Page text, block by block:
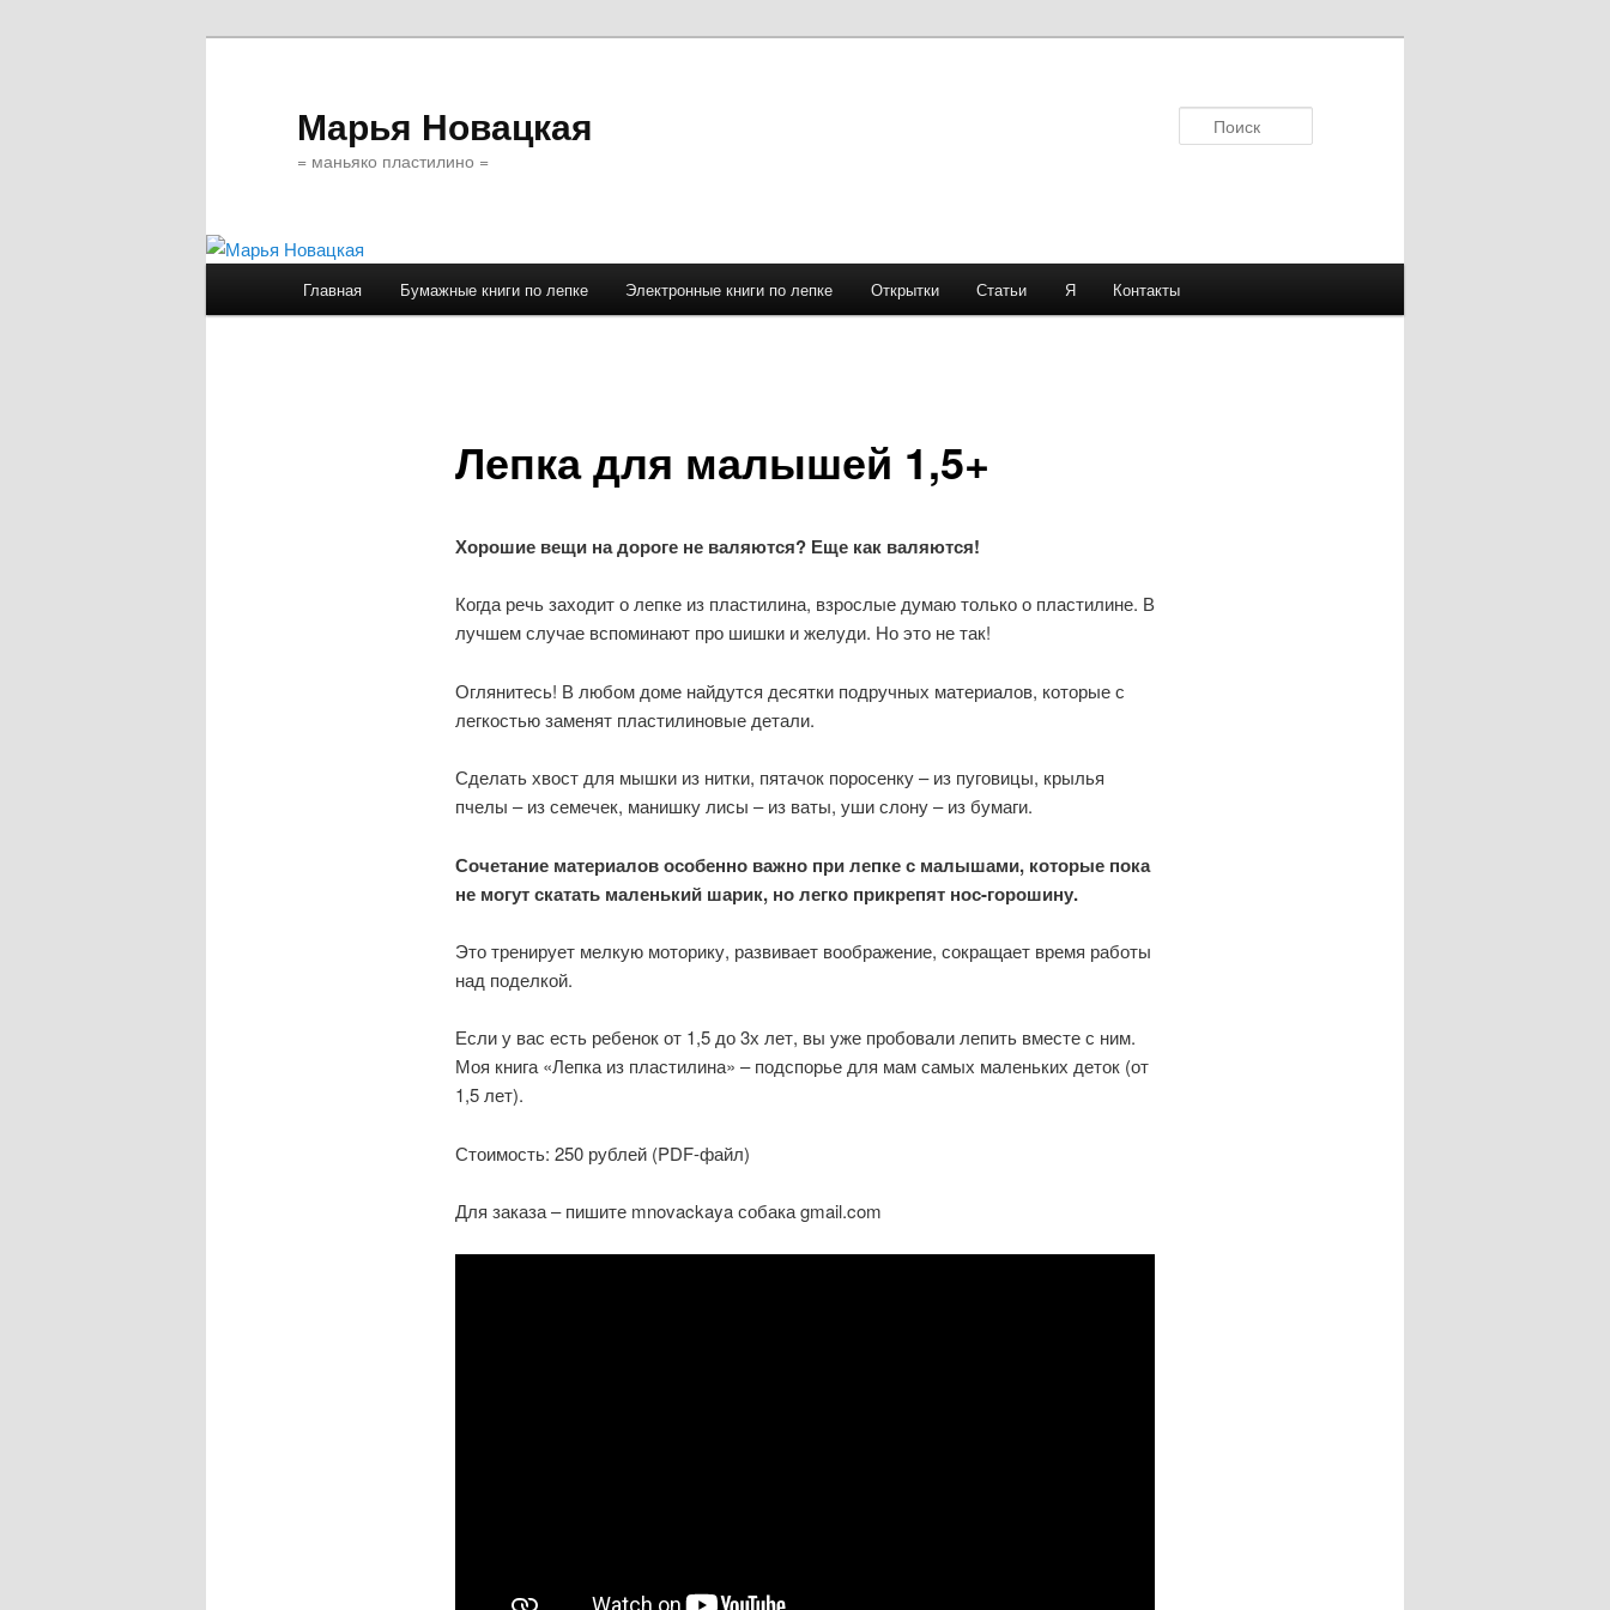
Марья Новацкая
= маньяко пластилино =
Перейти
Главная Бумажные книги по лепке Электронные книги по лепке Открытки Статьи Я Контакты
Лепка для малышей 1,5+
Хорошие вещи на дороге не валяются? Еще как валяются!
Когда речь заходит о лепке из пластилина, взрослые думаю только о пластилине. В
лучшем случае вспоминают про шишки и желуди. Но это не так!
Оглянитесь! В любом доме найдутся десятки подручных материалов, которые с
легкостью заменят пластилиновые детали.
Сделать хвост для мышки из нитки, пятачок поросенку – из пуговицы, крылья
пчелы – из семечек, манишку лисы – из ваты, уши слону – из бумаги.
Сочетание материалов особенно важно при лепке с малышами, которые пока
не могут скатать маленький шарик, но легко прикрепят нос-горошину.
Это тренирует мелкую моторику, развивает воображение, сокращает время работы
над поделкой.
Если у вас есть ребенок от 1,5 до 3х лет, вы уже пробовали лепить вместе с ним.
Моя книга «Лепка из пластилина» – подспорье для мам самых маленьких деток (от
1,5 лет).
Стоимость: 250 рублей (PDF-файл)
Для заказа – пишите mnovackaya собака gmail.com